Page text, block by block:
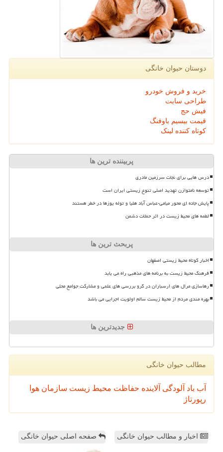
دوستان حیوان خانگی
خرید و فروش خودرو
طراحی سایت
فیش حج
قیمت بیسیم باوفنگ
کوتاه کننده لینک
پربیننده ترین ها
درس هایی برای نجات سرزمین مادری
توسعه نامتوازن تهدید اصلی تنوع زیستی ایران است
پایش جاده ای محور میامی-عباس آباد هلیا و توله یوزها در خطر هستند
لطمه های محیط زیست در اثر حملات دشمن
پربحث ترین ها
اخبار کوتاه محیط زیستی اصفهان
فرهنگ محیط زیست به برنامه های مذهبی راه می یابد
رهاسازی مرال های ارسباران در گرو بررسی های علمی و مشارکت جوامع محلی
بهره مندی مردم از محیط زیست سالم اولویت اجرایی می باشد
جدیدترین ها
مطالب حیوان خانگی
آب باد آلودگی آلاینده حفاظت محیط زیست سازمان هوا
رپورتاژ
اخبار و مطالب حیوان خانگی صفحه اصلی حیوان خانگی